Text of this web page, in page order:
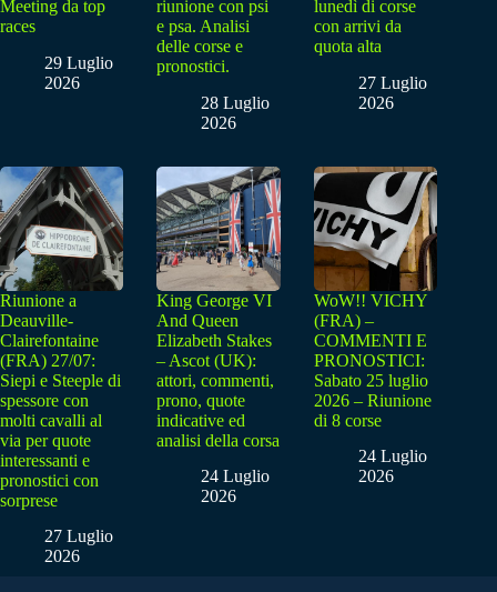
Meeting da top
races
29 Luglio
2026
riunione con psi
e psa. Analisi
delle corse e
pronostici.
28 Luglio
2026
lunedì di corse
con arrivi da
quota alta
27 Luglio
2026
Riunione a
Deauville-
Clairefontaine
(FRA) 27/07:
Siepi e Steeple di
spessore con
molti cavalli al
via per quote
interessanti e
pronostici con
sorprese
27 Luglio
2026
King George VI
And Queen
Elizabeth Stakes
– Ascot (UK):
attori, commenti,
prono, quote
indicative ed
analisi della corsa
24 Luglio
2026
WoW!! VICHY
(FRA) –
COMMENTI E
PRONOSTICI:
Sabato 25 luglio
2026 – Riunione
di 8 corse
24 Luglio
2026